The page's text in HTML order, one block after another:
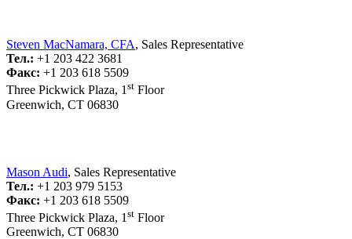
Steven MacNamara, CFA, Sales Representative
Тел.: +1 203 422 3681
Факс: +1 203 618 5509
Three Pickwick Plaza, 1st Floor
Greenwich, CT 06830
Mason Audi, Sales Representative
Тел.: +1 203 979 5153
Факс: +1 203 618 5509
Three Pickwick Plaza, 1 st Floor
Greenwich, CT 06830